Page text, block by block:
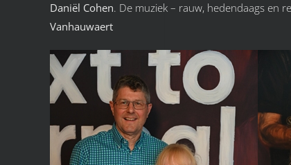
Daniël Cohen. De muziek – rauw, hedendaags en
Vanhauwaert